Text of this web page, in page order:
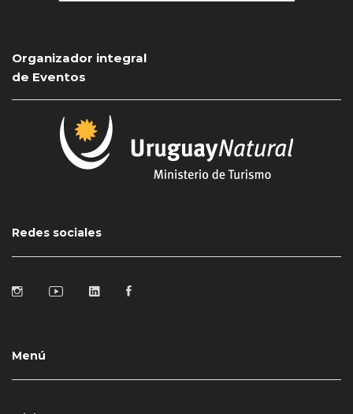
Organizador integral
de Eventos
Redes sociales
Menú